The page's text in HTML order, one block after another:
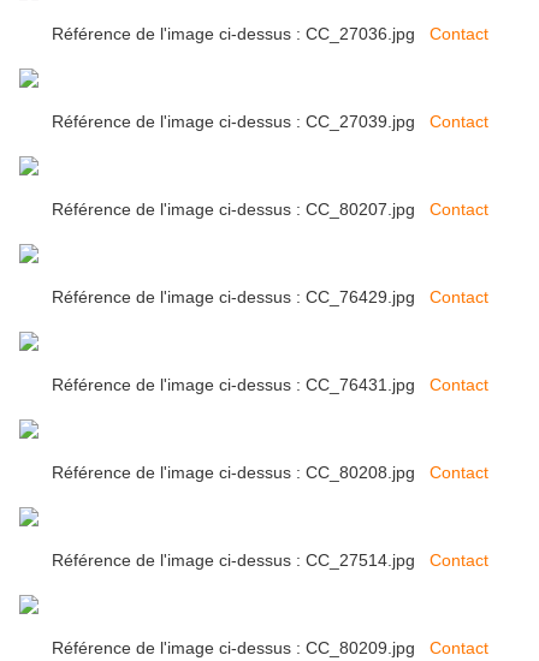
Référence de l'image ci-dessus : CC_27036.jpg Contact
Référence de l'image ci-dessus : CC_27039.jpg Contact
Référence de l'image ci-dessus : CC_80207.jpg Contact
Référence de l'image ci-dessus : CC_76429.jpg Contact
Référence de l'image ci-dessus : CC_76431.jpg Contact
Référence de l'image ci-dessus : CC_80208.jpg Contact
Référence de l'image ci-dessus : CC_27514.jpg Contact
Référence de l'image ci-dessus : CC_80209.jpg Contact